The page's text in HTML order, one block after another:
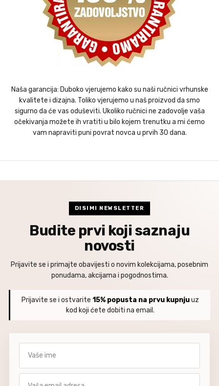
Naša garancija: Duboko vjerujemo kako su naši ručnici vrhunske
kvalitete i dizajna. Toliko vjerujemo u naš proizvod da smo
sigurno da će vas oduševiti. Ukoliko ručnici ne zadovolje vaša
očekivanja možete ih vratiti u bilo kojem trenutku a mi ćemo
vam napraviti puni povrat novca u prvih 30 dana.
DISIMI NEWSLETTER
Budite prvi koji saznaju
novosti
Prijavite se i primajte obavijesti o novim kolekcijama, posebnim
ponudama, akcijama i pogodnostima.
Prijavite se i ostvarite 15% popusta na prvu kupnjuuz
kod koji ćete dobiti na email.